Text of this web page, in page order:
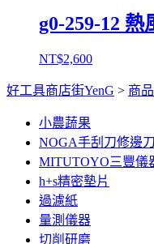
g0-259-12 熱
NT$2,600
好工具商店街YenG > 商品
小農蔬果
NOGA手刮刀修邊刀
MITUTOYO三豐儀
h+s精密墊片
過濾紙
量測儀器
切削研磨